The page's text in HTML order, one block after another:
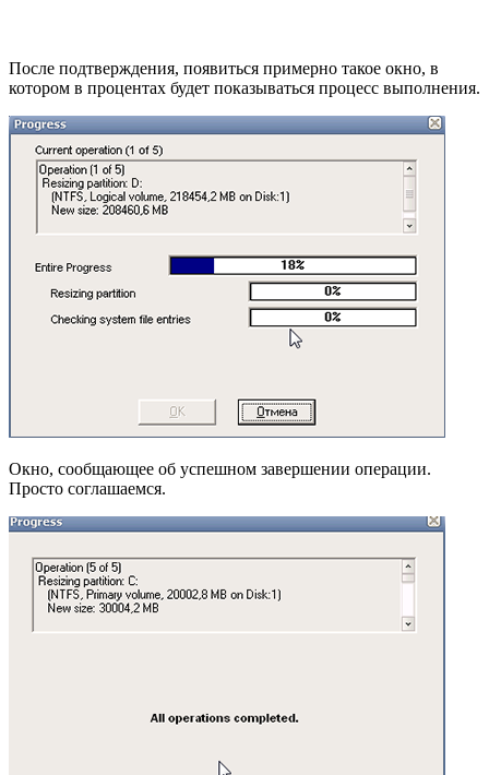
После подтверждения, появиться примерно такое окно, в
котором в процентах будет показываться процесс выполнения.
Окно, сообщающее об успешном завершении операции.
Просто соглашаемся.